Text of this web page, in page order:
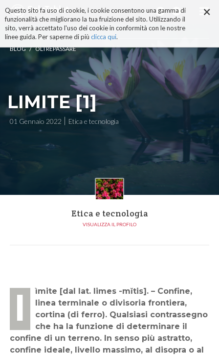
×
Questo sito fa uso di cookie, i cookie consentono una gamma di
funzionalità che migliorano la tua fruizione del sito. Utilizzando il
sito, verrà accettato l'uso dei cookie in conformità con le nostre
linee guida. Per saperne di più clicca qui.
ai
contenuti.
|
alla
navigazione
BLOG / OLTREPASSARE
LIMITE [1]
01 Gennaio 2022 Etica e tecnologia
Etica e tecnologia
VISUALIZZA IL PROFILO
lìmite [dal lat. limes -mĭtis]. – Confine,
linea terminale o divisoria frontiera,
cortina (di ferro). Qualsiasi contrassegno
che ha la funzione di determinare il
confine di un terreno. In senso più astratto,
confine ideale, livello massimo, al disopra o al